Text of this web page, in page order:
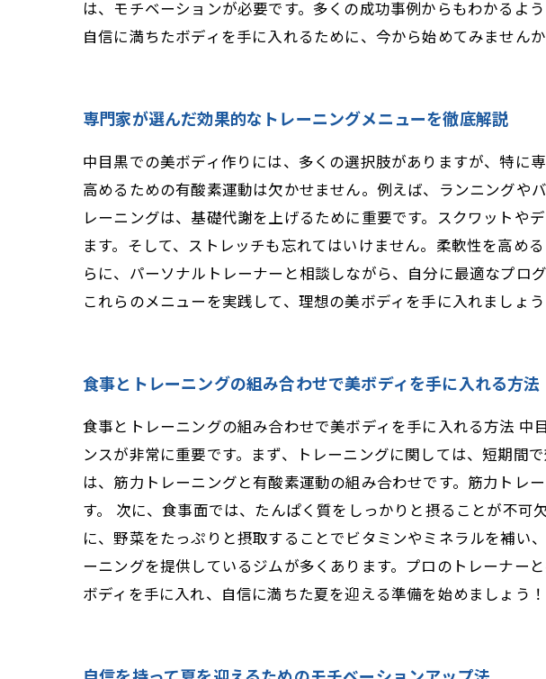
は、モチベーションが必要です。多くの成功事例からもわかるよ
自信に満ちたボディを手に入れるために、今から始めてみませんか
専門家が選んだ効果的なトレーニングメニューを徹底解説
中目黒での美ボディ作りには、多くの選択肢がありますが、特に
高めるための有酸素運動は欠かせません。例えば、ランニングや
レーニングは、基礎代謝を上げるために重要です。スクワットや
ます。そして、ストレッチも忘れてはいけません。柔軟性を高め
らに、パーソナルトレーナーと相談しながら、自分に最適なプロ
これらのメニューを実践して、理想の美ボディを手に入れましょう
食事とトレーニングの組み合わせで美ボディを手に入れる方法
食事とトレーニングの組み合わせで美ボディを手に入れる方法
ンスが非常に重要です。まず、トレーニングに関しては、短期間
は、筋力トレーニングと有酸素運動の組み合わせです。筋力トレ
す。 次に、食事面では、たんぱく質をしっかりと摂ることが不可
に、野菜をたっぷりと摂取することでビタミンやミネラルを補い
ーニングを提供しているジムが多くあります。プロのトレーナー
ボディを手に入れ、自信に満ちた夏を迎える準備を始めましょう！